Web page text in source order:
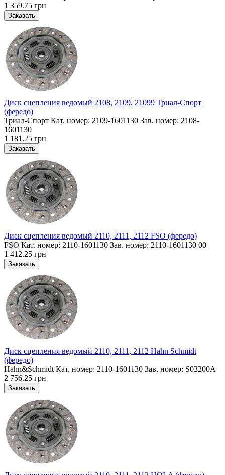
1 359.75 грн
Диск сцепления ведомый 2108, 2109, 21099 Триал-Спорт
(фередо)
Триал-Спорт Кат. номер: 2109-1601130 Зав. номер: 2108-
1601130
1 181.25 грн
Диск сцепления ведомый 2110, 2111, 2112 FSO (фередо)
FSO Кат. номер: 2110-1601130 Зав. номер: 2110-1601130 00
1 412.25 грн
Диск сцепления ведомый 2110, 2111, 2112 Hahn Schmidt
(фередо)
Hahn&Schmidt Кат. номер: 2110-1601130 Зав. номер: S03200A
2 756.25 грн